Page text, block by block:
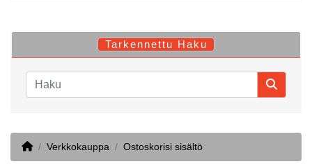
Tarkennettu Haku
HomeVerkkokauppa Ostoskorisi sisältö